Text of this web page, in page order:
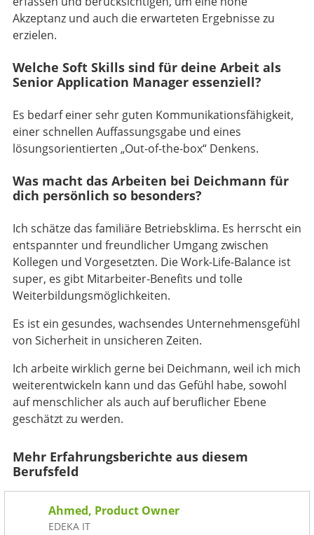
Akzeptanz und auch die erwarteten Ergebnisse zu
erzielen.
Welche Soft Skills sind für deine Arbeit als
Senior Application Manager essenziell?
Es bedarf einer sehr guten Kommunikationsfähigkeit,
einer schnellen Auffassungsgabe und eines
lösungsorientierten „Out-of-the-box“ Denkens.
Was macht das Arbeiten bei Deichmann für
dich persönlich so besonders?
Ich schätze das familiäre Betriebsklima. Es herrscht ein
entspannter und freundlicher Umgang zwischen
Kollegen und Vorgesetzten. Die Work-Life-Balance ist
super, es gibt Mitarbeiter-Benefits und tolle
Weiterbildungsmöglichkeiten.
Es ist ein gesundes, wachsendes Unternehmensgefühl
von Sicherheit in unsicheren Zeiten.
Ich arbeite wirklich gerne bei Deichmann, weil ich mich
weiterentwickeln kann und das Gefühl habe, sowohl
auf menschlicher als auch auf beruflicher Ebene
geschätzt zu werden.
Mehr Erfahrungsberichte aus diesem
Berufsfeld
Ahmed, Product Owner
EDEKA IT